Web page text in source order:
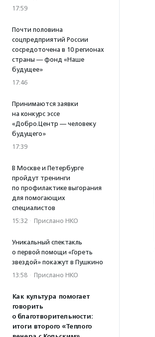
17:59
Почти половина
соцпредприятий России
сосредоточена в 10 регионах
страны — фонд «Наше
будущее»
17:46
Принимаются заявки
на конкурс эссе
«Добро.Центр — человеку
будущего»
17:39
В Москве и Петербурге
пройдут тренинги
по профилактике выгорания
для помогающих
специалистов
15:32 · Прислано НКО
Уникальный спектакль
о первой помощи «Гореть
звездой» покажут в Пушкино
13:58 · Прислано НКО
Как культура помогает
говорить
о благотворительности:
итоги второго «Теплого